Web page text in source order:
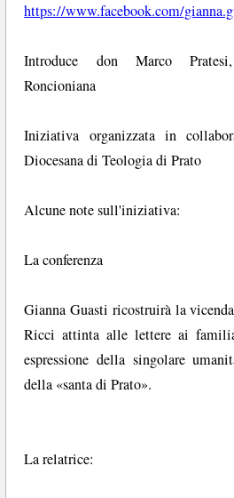
https://www.facebook.com/
Introduce don Marco
Roncioniana
Iniziativa organizzata in
Diocesana di Teologia di Prato
Alcune note sull'iniziativa:
La conferenza
Gianna Guasti ricostruirà la
Ricci attinta alle lettere ai
espressione della singolare
della «santa di Prato».
La relatrice: